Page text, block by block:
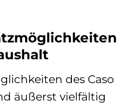
des Caso
äußerst vielfältig